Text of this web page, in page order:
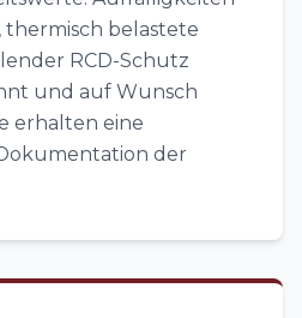
thermisch belastete
RCD-Schutz
und auf Wunsch
erhalten eine
der